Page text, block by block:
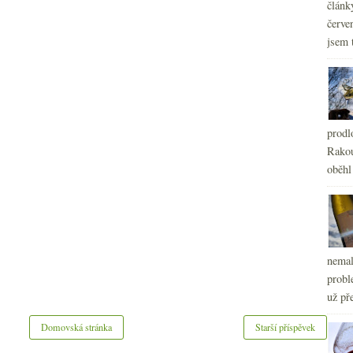
Starší příspěvek
Domovská stránka
jsem
už